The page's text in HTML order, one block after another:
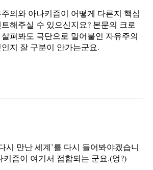
의와 아나키즘이 어떻게 다른지 핵심
해주실 수 있으신지요? 본문의 크로
펴봐도 극단으로 밀어붙인 자유주의
지 잘 구분이 안가는군요.
시 만난 세계’를 다시 들어봐야겠습니
키즘이 여기서 접합되는 군요.(엉?)